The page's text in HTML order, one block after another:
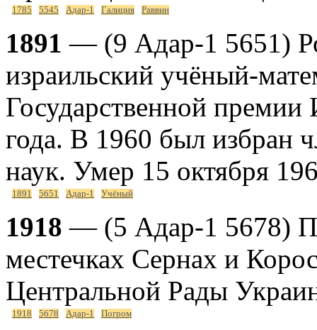
1785 5545 Адар-1 Галиция Раввин
1891 — (9 Адар-1 5651)
израильский учёный-
Государственной премии
года. В 1960 был избран
наук. Умер 15 октября
1891 5651 Адар-1 Учёный
1918 — (5 Адар-1 5678)
местечках Сернах и
Центральной Рады
1918 5678 Адар-1 Погром